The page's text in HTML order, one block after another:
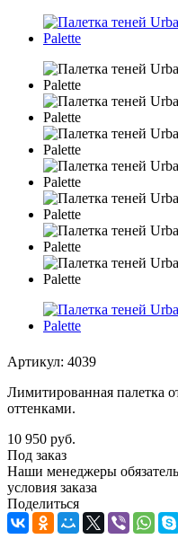
Артикул: 4039
Лимитированная палетка
оттенками.
10 950 руб.
Под заказ
Наши менеджеры
условия заказа
Поделиться